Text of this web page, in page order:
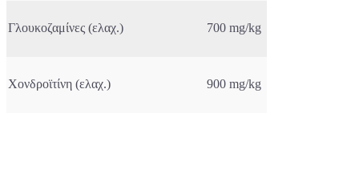
Γλουκοζαμίνες (ελαχ.) 700 mg/kg
Χονδροϊτίνη (ελαχ.) 900 mg/kg